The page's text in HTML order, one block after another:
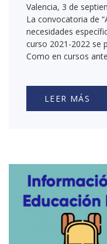
Valencia, 3 de
La convocatoria de
necesidades
curso 2021-2022 se
Como en cursos
LEER MÁS